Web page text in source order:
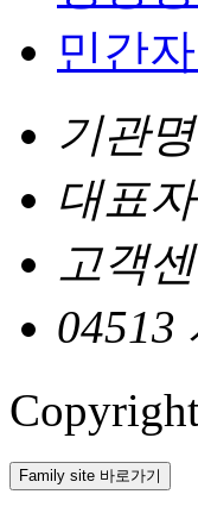
민간
기관명
대표자
고객
04513
Family site 바로가기